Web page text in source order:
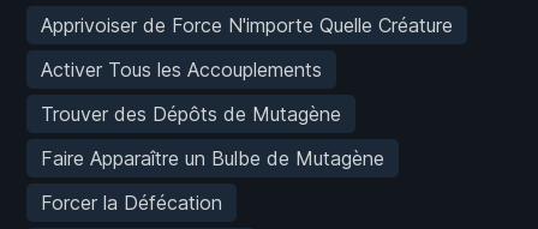
Apprivoiser de Force N'importe Quelle Créature
Activer Tous les Accouplements
Trouver des Dépôts de Mutagène
Faire Apparaître un Bulbe de Mutagène
Forcer la Défécation